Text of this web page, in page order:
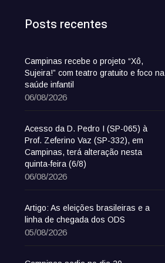
Posts recentes
Campinas recebe o projeto “Xô,
Sujeira!” com teatro gratuito e foco na
saúde infantil
06/08/2026
Acesso da D. Pedro I (SP-065) à
Prof. Zeferino Vaz (SP-332), em
Campinas, terá alteração nesta
quinta-feira (6/8)
06/08/2026
Artigo: As eleições brasileiras e a
linha de chegada dos ODS
05/08/2026